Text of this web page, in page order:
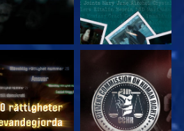
TITTA TITTA